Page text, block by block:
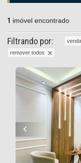
1 imóvel encontrado
Filtrando por: venda
remover todos